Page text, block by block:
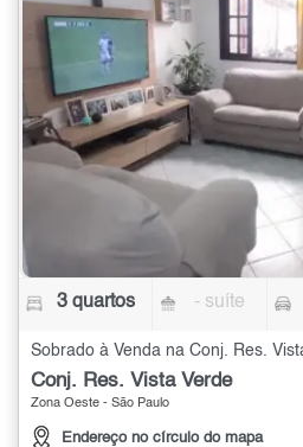
3 quartos - suíte
Sobrado à Venda na Conj. Res.
Conj. Res. Vista Verde
Zona Oeste - São Paulo
Endereço no círculo do mapa